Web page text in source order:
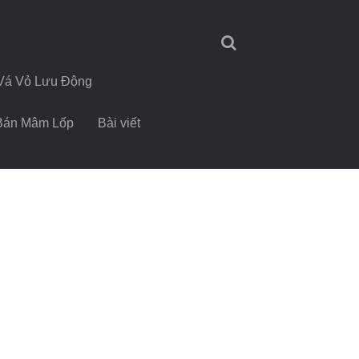
Vỏ Lưu Động
Mâm Lốp Bài viết